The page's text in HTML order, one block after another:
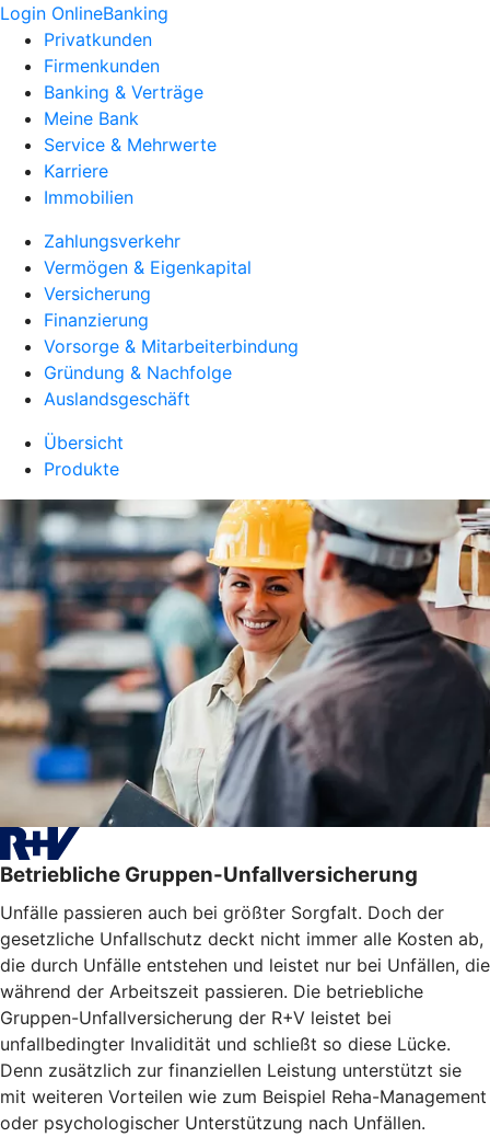
Login OnlineBanking
Privatkunden
Firmenkunden
Banking & Verträge
Meine Bank
Service & Mehrwerte
Karriere
Immobilien
Zahlungsverkehr
Vermögen & Eigenkapital
Versicherung
Finanzierung
Vorsorge & Mitarbeiterbindung
Gründung & Nachfolge
Auslandsgeschäft
Übersicht
Produkte
Betriebliche Gruppen-Unfallversicherung
Unfälle passieren auch bei größter Sorgfalt. Doch der
gesetzliche Unfallschutz deckt nicht immer alle Kosten ab,
die durch Unfälle entstehen und leistet nur bei Unfällen, die
während der Arbeitszeit passieren. Die betriebliche
Gruppen-Unfallversicherung der R+V leistet bei
unfallbedingter Invalidität und schließt so diese Lücke.
Denn zusätzlich zur finanziellen Leistung unterstützt sie
mit weiteren Vorteilen wie zum Beispiel Reha-Management
oder psychologischer Unterstützung nach Unfällen.